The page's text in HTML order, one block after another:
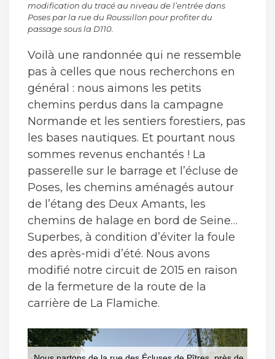
modification du tracé au niveau de l’entrée dans
Poses par la rue du Roussillon pour profiter du
passage sous la D110.
Voilà une randonnée qui ne ressemble
pas à celles que nous recherchons en
général : nous aimons les petits
chemins perdus dans la campagne
Normande et les sentiers forestiers, pas
les bases nautiques. Et pourtant nous
sommes revenus enchantés ! La
passerelle sur le barrage et l’écluse de
Poses, les chemins aménagés autour
de l’étang des Deux Amants, les
chemins de halage en bord de Seine…
Superbes, à condition d’éviter la foule
des après-midi d’été. Nous avons
modifié notre circuit de 2015 en raison
de la fermeture de la route de la
carrière de La Flamiche.